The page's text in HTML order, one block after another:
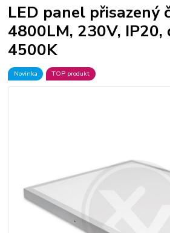
LED panel přisazený
4800LM, 230V,
4500K
Novinka TOP produkt